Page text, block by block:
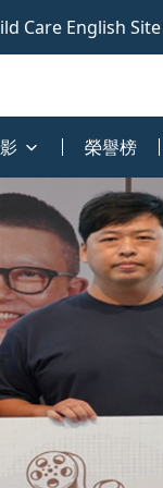
Care English Site
榮譽榜